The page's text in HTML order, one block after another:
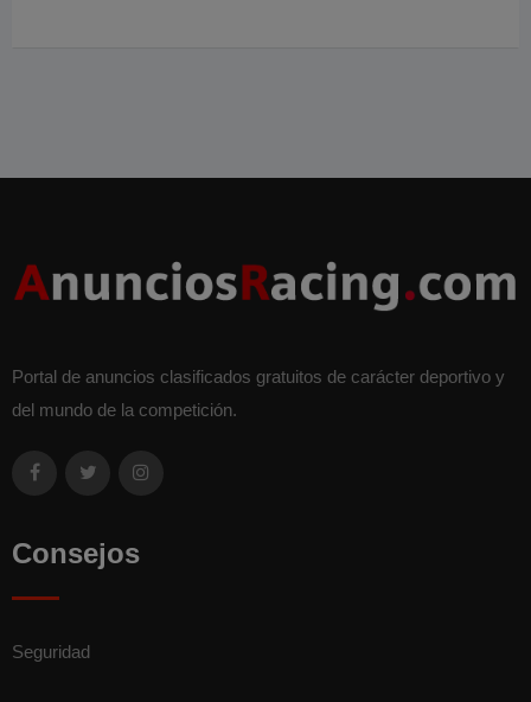
Portal de anuncios clasificados gratuitos de carácter deportivo y
del mundo de la competición.
Consejos
Seguridad